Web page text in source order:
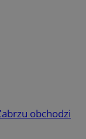
obchodzi